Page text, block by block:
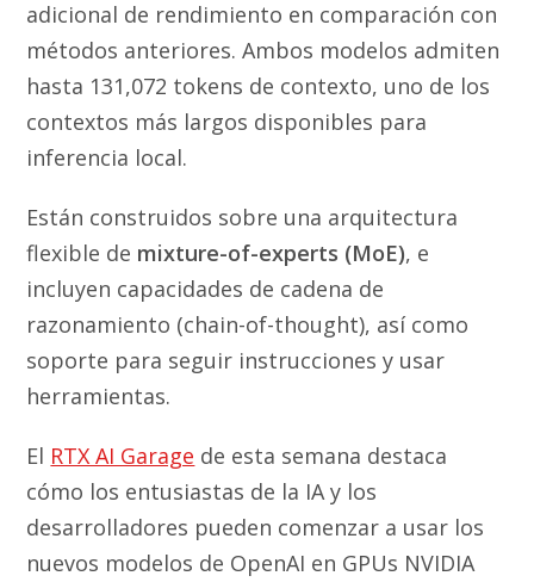
adicional de rendimiento en comparación con
métodos anteriores. Ambos modelos admiten
hasta 131,072 tokens de contexto, uno de los
contextos más largos disponibles para
inferencia local.
Están construidos sobre una arquitectura
flexible de mixture-of-experts (MoE), e
incluyen capacidades de cadena de
razonamiento (chain-of-thought), así como
soporte para seguir instrucciones y usar
herramientas.
El RTX AI Garage de esta semana destaca
cómo los entusiastas de la IA y los
desarrolladores pueden comenzar a usar los
nuevos modelos de OpenAI en GPUs NVIDIA